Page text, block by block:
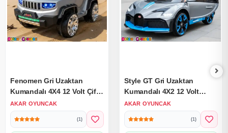
Fenomen Gri Uzaktan
Kumandalı 4X4 12 Volt Çift
Kişilik Akülü Araba - RC
Jeep 4x4 Akülü Araba
AKAR OYUNCAK
(1)
Style GT Gri Uzaktan
Kumandalı 4X2 12 Volt
Akülü Araba - RC Bugatti
Divo Akülü Araba
AKAR OYUNCAK
(1)